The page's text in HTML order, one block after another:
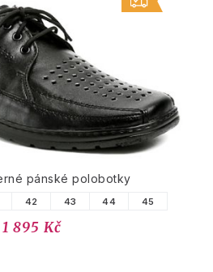
pánské polobotky
42 43 44 45
1 895 Kč